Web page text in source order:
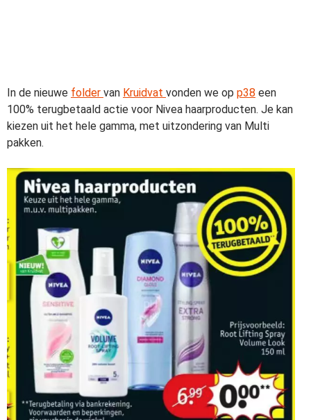
In de nieuwe folder van Kruidvat vonden we op p38 een
100% terugbetaald actie voor Nivea haarproducten. Je kan
kiezen uit het hele gamma, met uitzondering van Multi
pakken.